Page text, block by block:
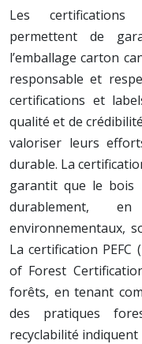
Les certifications
permettent de
l’emballage carton
responsable et
certifications et
qualité et de
valoriser leurs
durable. La
garantit que le bois
durablement,
environnementaux,
La certification
of Forest
forêts, en tenant
des pratiques
recyclabilité